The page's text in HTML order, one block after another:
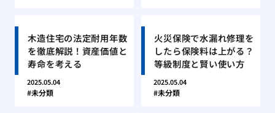
木造住宅の法定耐用年数
を徹底解説！資産価値と
寿命を考える
2025.05.04
未分類
火災保険で水漏れ修理を
したら保険料は上がる？
等級制度と賢い使い方
2025.05.04
未分類